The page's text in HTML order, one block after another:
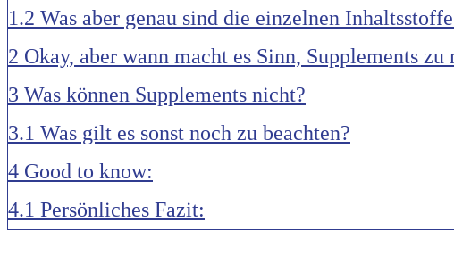
1.2 Was aber genau sind die einzelnen
2 Okay, aber wann macht es Sinn, Supplements zu
3 Was können Supplements nicht?
3.1 Was gilt es sonst noch zu beachten?
4 Good to know:
4.1 Persönliches Fazit: